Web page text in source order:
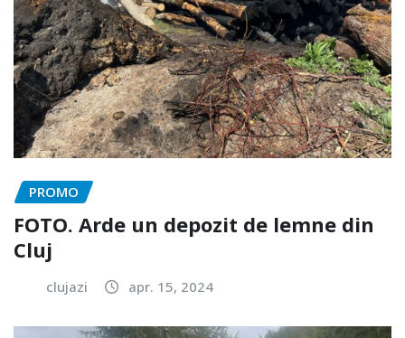
PROMO
FOTO. Arde un depozit de lemne din
Cluj
clujazi apr. 15, 2024